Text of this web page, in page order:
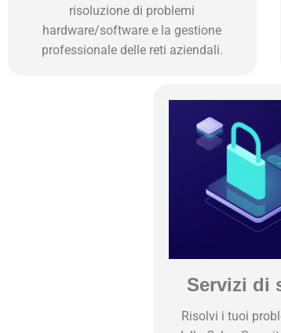
risoluzione di problemi
hardware/software e la gestione
professionale delle reti aziendali.
Servizi di
Risolvi i tuoi